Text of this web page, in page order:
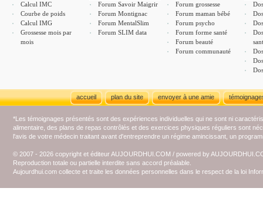
Calcul IMC
Courbe de poids
Calcul IMG
Grossesse mois par
mois
Forum Savoir Maigrir
Forum Montignac
Forum MentalSlim
Forum SLIM data
Forum grossesse
Forum maman bébé
Forum psycho
Forum forme santé
Forum beauté
Forum communauté
accueil plan du site envoyer à une amie
*Les témoignages présentés sont des expériences individuelles qui ne sont ni
alimentaire, des plans de repas contrôlés et des exercices physiques réguliers sont
l'avis de votre médecin traitant avant d'entreprendre un régime amincissant, un
© 2007 - 2026 copyright et éditeur AUJOURDHUI.COM / powered by
Reproduction totale ou partielle interdite sans accord préalable.
Aujourdhui.com collecte et traite les données personnelles dans le respect de la loi